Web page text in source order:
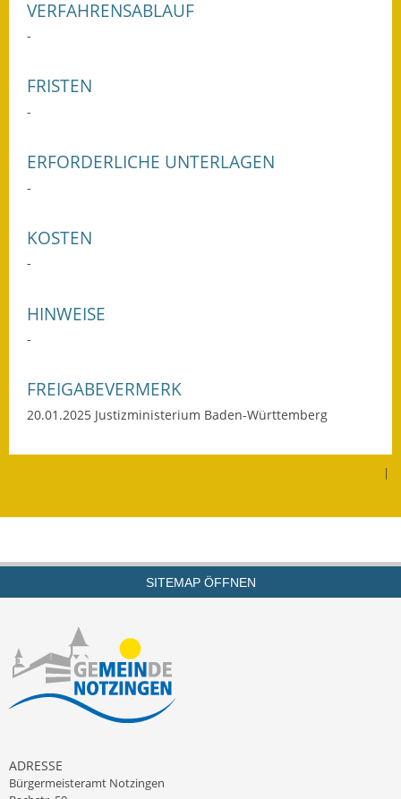
Rathaus
Sitzungsberichte 2017
VERFAHRENSABLAUF
-
FRISTEN
-
ERFORDERLICHE UNTERLAGEN
-
KOSTEN
-
HINWEISE
-
FREIGABEVERMERK
20.01.2025 Justizministerium Baden-Württemberg
|
SITEMAP ÖFFNEN
ADRESSE
Bürgermeisteramt Notzingen